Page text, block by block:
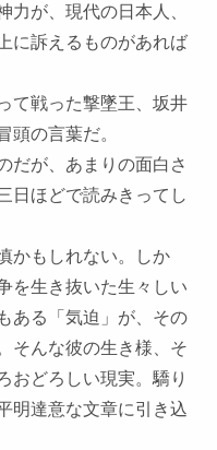
力が、現代の日本人、
に訴えるものがあれば
て戦った撃墜王、坂井
頭の言葉だ。
だが、あまりの面白さ
日ほどで読みきってし
かもしれない。しか
を生き抜いた生々しい
ある「気迫」が、その
そんな彼の生き様、そ
おどろしい現実。驕り
明達意な文章に引き込